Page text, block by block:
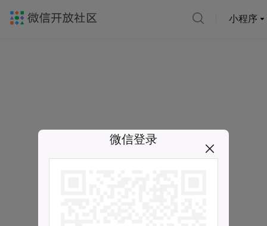
小程序
微信登录